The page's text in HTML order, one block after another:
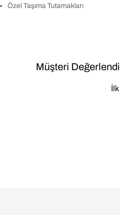
Özel Taşıma Tutamakları
Müşteri